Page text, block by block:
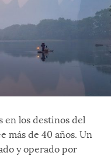
en los destinos del
más de 40 años. Un
y operado por